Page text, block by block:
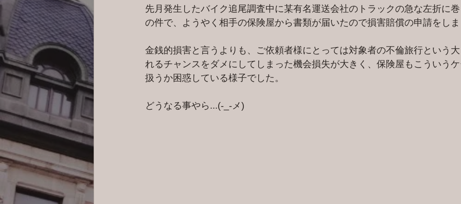
先月発生したバイク追尾調査中に某有名運送会社のトラックの急な左折に
の件で、ようやく相手の保険屋から書類が届いたので損害賠償の申請をし
金銭的損害と言うよりも、ご依頼者様にとっては対象者の不倫旅行という
れるチャンスをダメにしてしまった機会損失が大きく、保険屋もこういう
扱うか困惑している様子でした。
どうなる事やら...(-_-メ)